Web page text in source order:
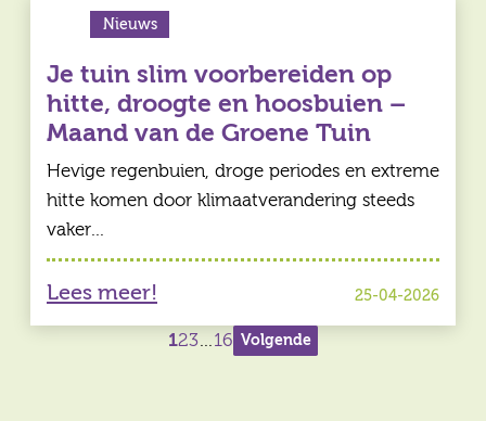
Nieuws
Je tuin slim voorbereiden op
hitte, droogte en hoosbuien –
Maand van de Groene Tuin
Hevige regenbuien, droge periodes en extreme
hitte komen door klimaatverandering steeds
vaker…
Lees meer! 25-04-2026
Berichten
123…16 Volgende